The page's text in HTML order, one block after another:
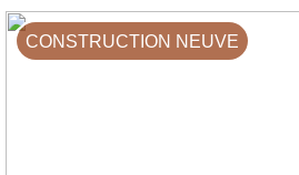
CONSTRUCTION NEUVE